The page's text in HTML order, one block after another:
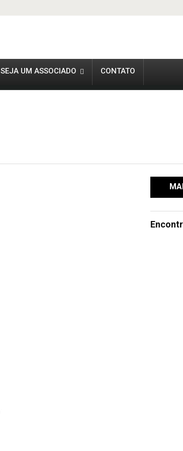
SEJA UM ASSOCIADO CONTATO